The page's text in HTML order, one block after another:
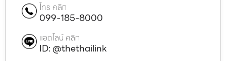
โทร คลิก
099-185-8000
แอดไลน์ คลิก
ID: @thethailink